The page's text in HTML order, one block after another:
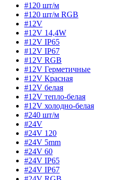
#120 шт/м
#120 шт/м RGB
#12V
#12V 14,4W
#12V IP65
#12V IP67
#12V RGB
#12V Герметичные
#12V Красная
#12V белая
#12V тепло-белая
#12V холодно-белая
#240 шт/м
#24V
#24V 120
#24V 5mm
#24V 60
#24V IP65
#24V IP67